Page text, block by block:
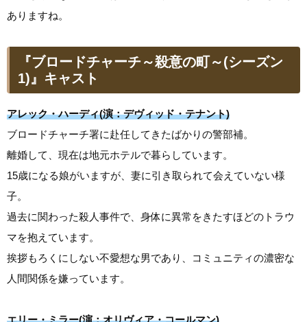
ありますね。
『ブロードチャーチ～殺意の町～(シーズン
1)』キャスト
アレック・ハーディ(演：デヴィッド・テナント)
ブロードチャーチ署に赴任してきたばかりの警部補。
離婚して、現在は地元ホテルで暮らしています。
15歳になる娘がいますが、妻に引き取られて会えていない様
子。
過去に関わった殺人事件で、身体に異常をきたすほどのトラウ
マを抱えています。
挨拶もろくにしない不愛想な男であり、コミュニティの濃密な
人間関係を嫌っています。